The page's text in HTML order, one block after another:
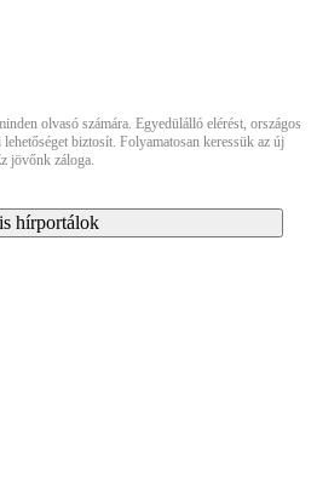
olvasó számára. Egyedülálló elérést, országos
biztosít. Folyamatosan keressük az új
jövőnk záloga.
hírportálok